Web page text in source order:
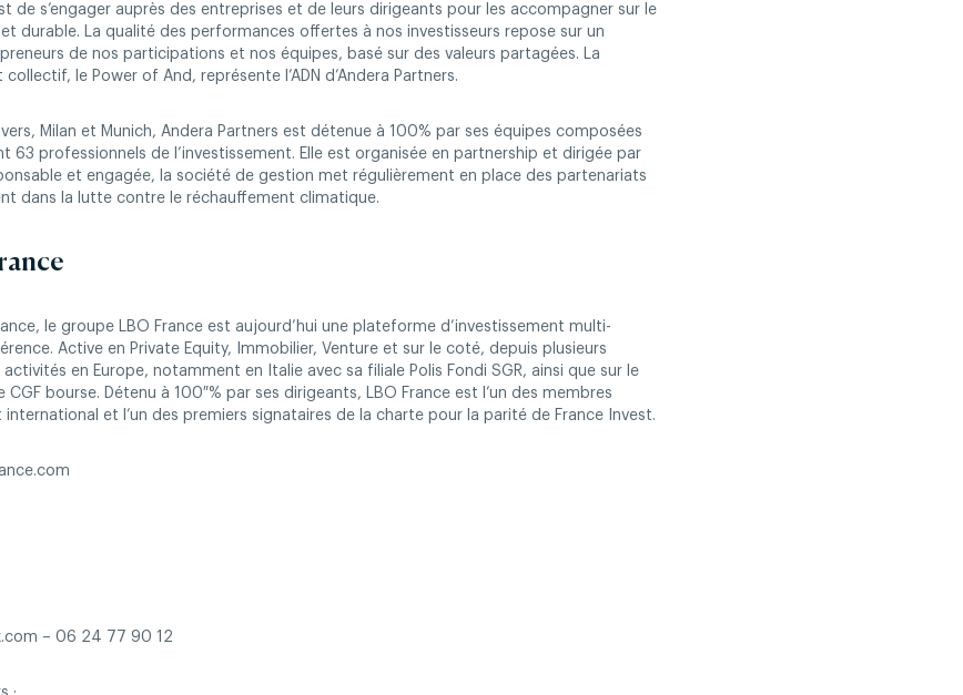
de s’engager auprès des entreprises et de leurs dirigeants pour les accompagner sur le
durable. La qualité des performances offertes à nos investisseurs repose sur un
de nos participations et nos équipes, basé sur des valeurs partagées. La
le Power of And, représente l’ADN d’Andera Partners.
Milan et Munich, Andera Partners est détenue à 100% par ses équipes composées
63 professionnels de l’investissement. Elle est organisée en partnership et dirigée par
et engagée, la société de gestion met régulièrement en place des partenariats
dans la lutte contre le réchauffement climatique.
le groupe LBO France est aujourd’hui une plateforme d’investissement multi-
Active en Private Equity, Immobilier, Venture et sur le coté, depuis plusieurs
en Europe, notamment en Italie avec sa filiale Polis Fondi SGR, ainsi que sur le
bourse. Détenu à 100 % par ses dirigeants, LBO France est l’un des membres
et l’un des premiers signataires de la charte pour la parité de France Invest.
– 06 24 77 90 12